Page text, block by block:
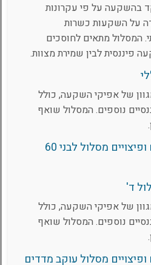
בהשקעה על פי עקרונות
על השקעות כשרות
המסלול מתאים לחוסכים
פיננסית לבין שמירת מצוות.
של אפיקי השקעה, כולל
נוספים. המסלול שואף
מנורה מבטחים תגמולים ופיצויים מסלול לבני 60
ד'
של אפיקי השקעה, כולל
נוספים. המסלול שואף
מסלול עוקב מדדים